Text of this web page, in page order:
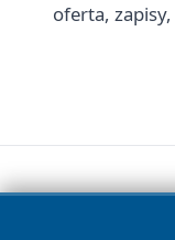
oferta,